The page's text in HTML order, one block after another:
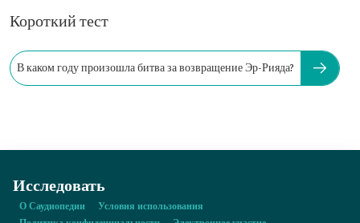
Короткий тест
В каком году произошла битва за возвращение Эр-Рияда?
Исследовать
О Саудиопедии
Условия использования